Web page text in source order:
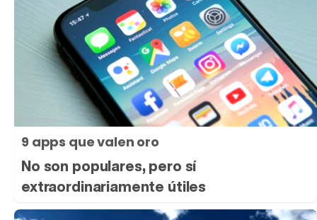
9 apps que valen oro
No son populares, pero sí
extraordinariamente útiles